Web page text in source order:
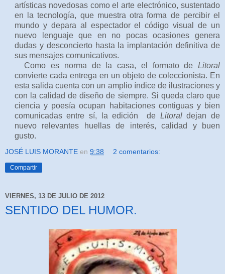
artísticas novedosas como el arte electrónico, sustentado
en la tecnología, que muestra otra forma de percibir el
mundo y depara al espectador el código visual de un
nuevo lenguaje que en no pocas ocasiones genera
dudas y desconcierto hasta la implantación definitiva de
sus mensajes comunicativos.
Como es norma de la casa, el formato de Litoral
convierte cada entrega en un objeto de coleccionista. En
esta salida cuenta con un amplio índice de ilustraciones y
con la calidad de diseño de siempre. Si queda claro que
ciencia y poesía ocupan habitaciones contiguas y bien
comunicadas entre sí, la edición de Litoraldejan de
nuevo relevantes huellas de interés, calidad y buen
gusto.
JOSÉ LUIS MORANTE en 9:38 2 comentarios:
Compartir
VIERNES, 13 DE JULIO DE 2012
SENTIDO DEL HUMOR.